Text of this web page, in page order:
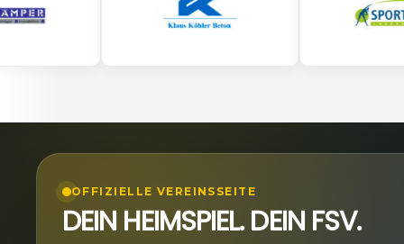
OFFIZIELLE VEREINSSEITE
DEIN HEIMSPIEL. DEIN FSV.